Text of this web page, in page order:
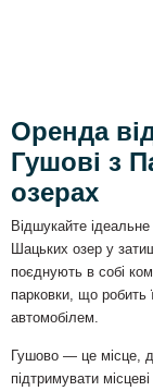
Оренда
Гушові з
озерах
Відшукайте
Шацьких озер у
поєднують в собі
парковки, що робить
автомобілем.
Гушово — це місце,
підтримувати